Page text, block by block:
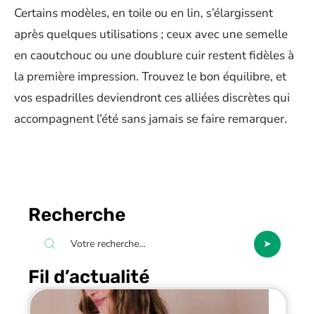
Certains modèles, en toile ou en lin, s’élargissent
après quelques utilisations ; ceux avec une semelle
en caoutchouc ou une doublure cuir restent fidèles à
la première impression. Trouvez le bon équilibre, et
vos espadrilles deviendront ces alliées discrètes qui
accompagnent l’été sans jamais se faire remarquer.
Recherche
Fil d’actualité